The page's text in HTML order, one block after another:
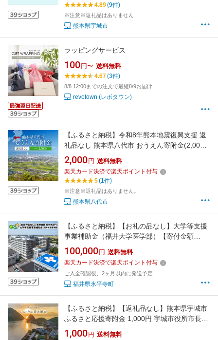
4.89(9件)
※注意※返礼品はありません
熊本県宇城市
ラッピングサービス
100 円〜 送料無料
4.67(3件)
8/8 12:00までの注文で最短8/9お届け
revotown (レボタウン)
【ふるさと納税】令和8年熊本地震復興支援 返
礼品なし 熊本県八代市 おうえん寄附金(2,000
円単位でご寄附いただけます)
2,000 円 送料無料
楽天カード決済で楽天ポイント付与
5(1件)
※注意※返礼品はありません。
熊本県八代市
【ふるさと納税】【お礼の品なし】大学等支援
事業補助金（福井大学医学部）【寄付金額
100,000円】 / 永平寺町
100,000 円 送料無料
楽天カード決済で楽天ポイント付与
ご入金確認後、2ヶ月以内に発送予定
福井県永平寺町
【ふるさと納税】【返礼品なし】熊本県宇城市
ふるさと応援寄附金 1,000円 宇城市役所市長政
策部市長政策課ふるさと創生係
1,000 円 送料無料